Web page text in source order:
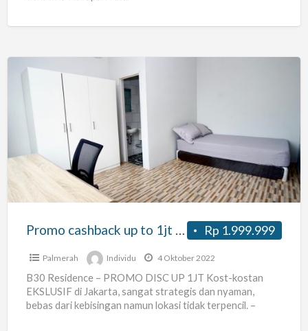
Promo
–
B30
Rp 1.999.999
Promo cashback up to 1jt – B30 Residence
Palmerah Individu 4 Oktober 2022
B30 Residence – PROMO DISC UP 1JT Kost-kostan
EKSLUSIF di Jakarta, sangat strategis dan nyaman,
bebas dari kebisingan namun lokasi tidak terpencil. –